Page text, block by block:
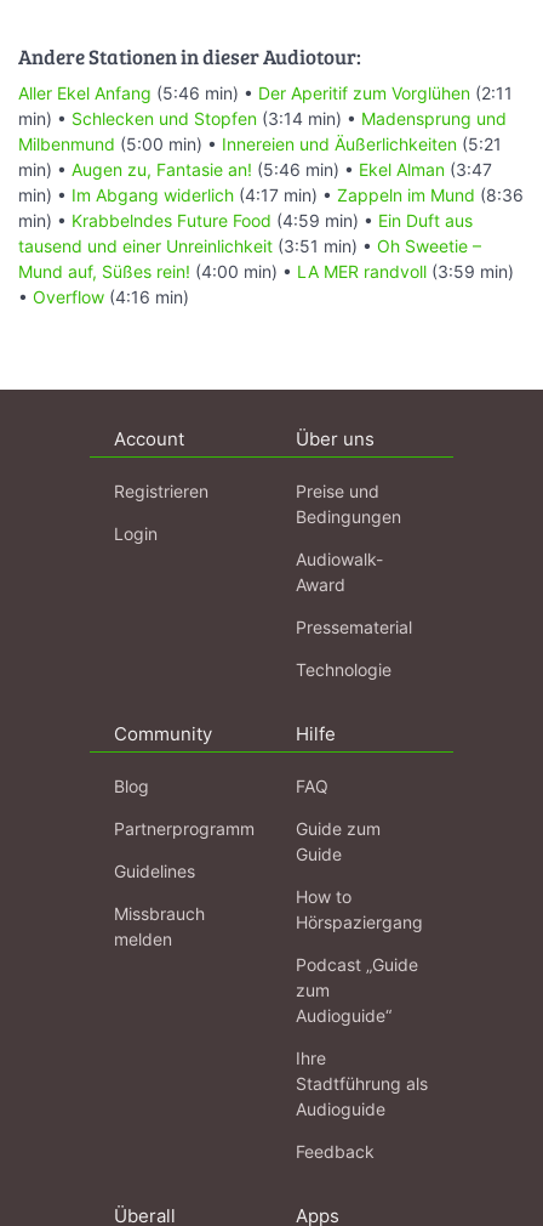
Andere Stationen in dieser Audiotour:
Aller Ekel Anfang (5:46 min) • Der Aperitif zum Vorglühen (2:11
min) • Schlecken und Stopfen (3:14 min) • Madensprung und
Milbenmund (5:00 min) • Innereien und Äußerlichkeiten (5:21
min) • Augen zu, Fantasie an! (5:46 min) • Ekel Alman (3:47
min) • Im Abgang widerlich (4:17 min) • Zappeln im Mund (8:36
min) • Krabbelndes Future Food (4:59 min) • Ein Duft aus
tausend und einer Unreinlichkeit (3:51 min) • Oh Sweetie –
Mund auf, Süßes rein! (4:00 min) • LA MER randvoll (3:59 min)
• Overflow (4:16 min)
Account
Registrieren
Login
Über uns
Preise und
Bedingungen
Audiowalk-
Award
Pressematerial
Technologie
Community
Blog
Partnerprogramm
Guidelines
Missbrauch
melden
Hilfe
FAQ
Guide zum
Guide
How to
Hörspaziergang
Podcast „Guide
zum
Audioguide“
Ihre
Stadtführung als
Audioguide
Feedback
Überall Apps